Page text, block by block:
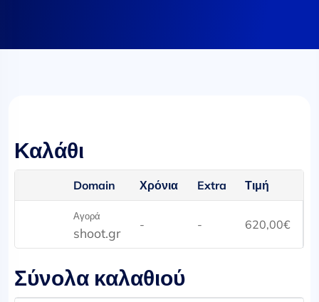
Καλάθι
Domain Χρόνια Extra Τιμή
Αγορά
shoot.gr
- - 620,00€
Σύνολα καλαθιού